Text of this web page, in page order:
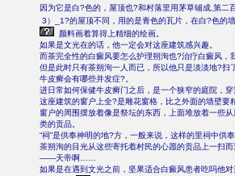
因为它是白?色的，屋顶也?和村落里用茅草铺成,第二
3）_1?的屋顶不同，用的是青色的瓦片，在白?色的
颜料画着算得上精细的绘画。
如果是文光在的话，他一定会对这座建筑感兴趣。
而茶完全性的白癜风要怎么护理朔洵也?治疗白癜风，
但是此时只有茶朔洵一人而已，所以他只是淡淡地?扫
牛皮癣会有哪些并发症?。
进日常如何保健牛皮癣门之后，是一个狭窄的庭院，
这座建筑的窗户上全?是雕花窗格，比之外面的墙壁要
窗户的周围摆放着像是祭坛的东西，上面堆放着一些
类的贡品。
“祠”是供奉神明的地?方，一般来说，这样的里祠中供
茶朔洵的目光从这些寄托着村民的心愿的贡品上一扫而
——天帝啊……
如果是在遇到文光之前，坚果适合白癜风患者吃吗他